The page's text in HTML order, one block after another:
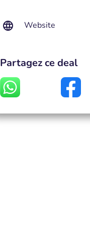
Website
Partagez ce deal